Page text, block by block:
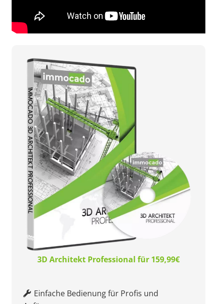
3D Architekt Professional für 159,99€
Einfache Bedienung für Profis und